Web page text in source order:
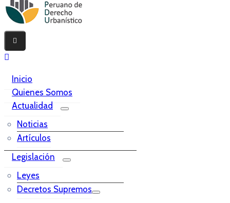
Inicio
Quienes Somos
Actualidad
Noticias
Artículos
Legislación
Leyes
Decretos Supremos